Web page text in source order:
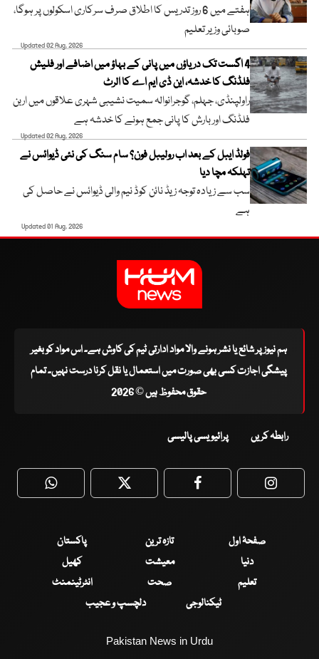
ہفتے میں 6 روز تدریس کا اطلاق صرف سرکاری اسکولوں پر ہوگا،
صوبائی وزیر تعلیم
Updated 02 Aug, 2026
4 اگست تک دریاؤں میں پانی کے بہاؤ میں اضافے اور فلیش
فلڈنگ کا خدشہ، این ڈی ایم اے کا الرٹ
راولپنڈی، جہلم، گوجرانوالہ سمیت نشیبی شہری علاقوں میں اربن
فلڈنگ اور بارش کا پانی جمع ہونے کا خدشہ ہے
Updated 02 Aug, 2026
فولڈ ایبل کے بعد اب رولیبل فون؟ سام سنگ کی نئی ڈیوائس نے
تہلکہ مچا دیا
سب سے زیادہ توجہ زیڈ نائن کوڈ نیم والی ڈیوائس نے حاصل کی
ہے
Updated 01 Aug, 2026
ہم نیوز پر شائع یا نشر ہونے والا مواد ادارتی ٹیم کی کاوش ہے۔ اس مواد کو بغیر
پیشگی اجازت کسی بھی صورت میں استعمال یا نقل کرنا درست نہیں۔ تمام
حقوق محفوظ ہیں © 2026
رابطہ کریں پرائیویسی پالیسی
WhatsApp Twitter Facebook
صفحۂ اول تازہ ترین
پاکستان
دنیا
معیشت
کھیل
تعلیم
صحت
انٹرٹینمنٹ
ٹیکنالوجی
دلچسپ و عجیب
Pakistan News in Urdu